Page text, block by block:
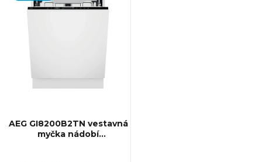
p
AEG GI8200B2TN vestavná
myčka nádobí